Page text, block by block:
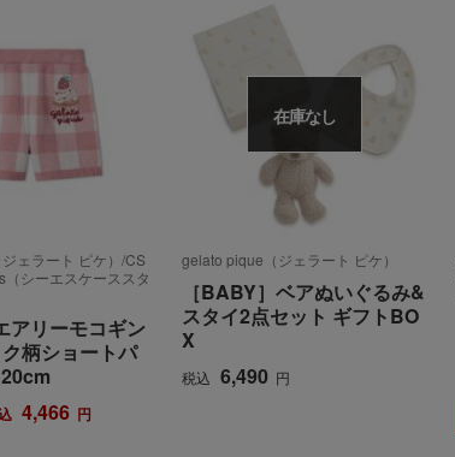
ェラート ピケ）/CS
シーエスケーススタ
アリーモコギン
柄ショートパ
4,466 円
在庫なし
gelato pique（ジェラート ピケ）
［BABY］ベアぬいぐるみ&
スタイ2点セット ギフトBO
X
税込 6,490 円